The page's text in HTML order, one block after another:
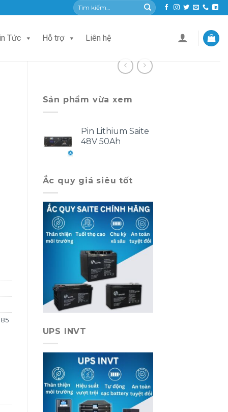
Tìm
kiếm:
Tức Hỗ trợ Liên hệ
Sản phẩm vừa xem
Pin Lithium Saite
48V 50Ah
Ắc quy giá siêu tốt
UPS INVT